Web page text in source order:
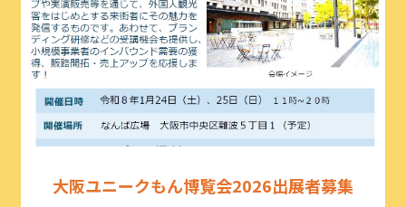
大阪ユニークもん博覧会2026出展者募集